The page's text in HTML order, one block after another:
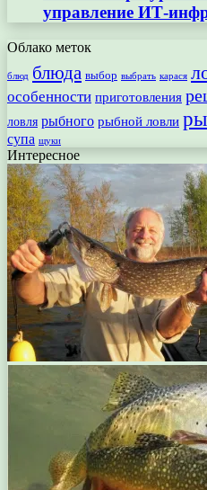
управление ИТ-
Облако меток
блюд блюда выбор выбрать карася
особенности приготовления
ловля рыбного рыбной ловли
супа щуки
Интересное